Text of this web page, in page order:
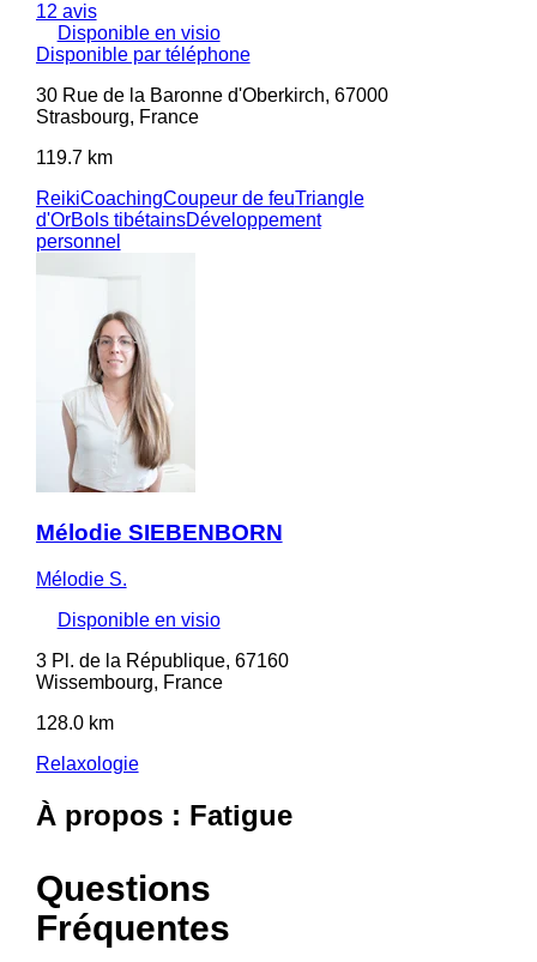
12 avis
Disponible en visio
Disponible par téléphone
30 Rue de la Baronne d'Oberkirch, 67000
Strasbourg, France
119.7 km
ReikiCoachingCoupeur de feuTriangle
d'OrBols tibétainsDéveloppement
personnel
Mélodie SIEBENBORN
Mélodie S.
Disponible en visio
3 Pl. de la République, 67160
Wissembourg, France
128.0 km
Relaxologie
À propos : Fatigue
Questions
Fréquentes